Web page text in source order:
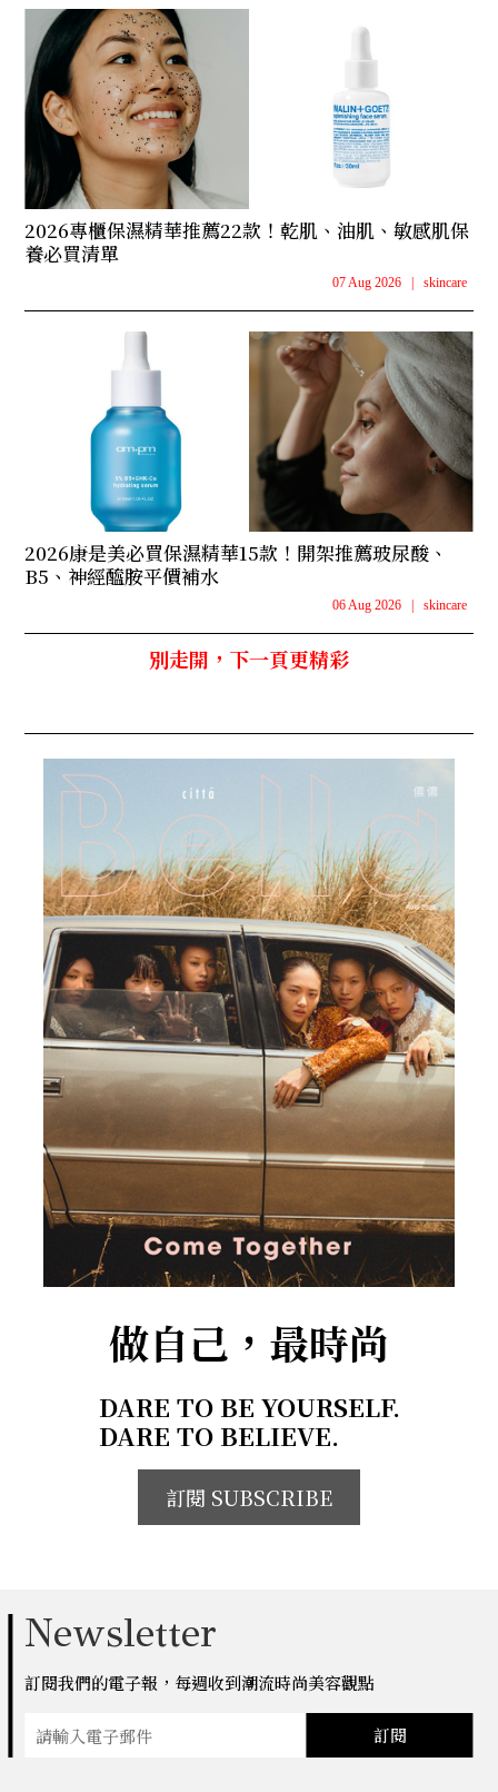
2026專櫃保濕精華推薦22款！乾肌、油肌、敏感肌保
養必買清單
07 Aug 2026 skincare
2026康是美必買保濕精華15款！開架推薦玻尿酸、
B5、神經醯胺平價補水
06 Aug 2026 skincare
別走開，下一頁更精彩
做自己，最時尚
DARE TO BE YOURSELF.
DARE TO BELIEVE.
訂閱 SUBSCRIBE
Newsletter
訂閱我們的電子報，每週收到潮流時尚美容觀點
訂閱